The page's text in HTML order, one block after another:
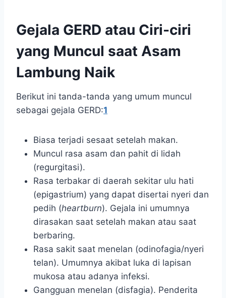
Gejala GERD atau Ciri-ciri
yang Muncul saat Asam
Lambung Naik
Berikut ini tanda-tanda yang umum muncul
sebagai gejala GERD:1
Biasa terjadi sesaat setelah makan.
Muncul rasa asam dan pahit di lidah
(regurgitasi).
Rasa terbakar di daerah sekitar ulu hati
(epigastrium) yang dapat disertai nyeri dan
pedih (heartburn). Gejala ini umumnya
dirasakan saat setelah makan atau saat
berbaring.
Rasa sakit saat menelan (odinofagia/nyeri
telan). Umumnya akibat luka di lapisan
mukosa atau adanya infeksi.
Gangguan menelan (disfagia). Penderita